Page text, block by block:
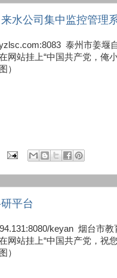
水公司集中监控管理
泰州市姜堰
网站挂上“中国共产党，俺
）
平台
keyan 烟台市教
网站挂上“中国共产党，祝
）